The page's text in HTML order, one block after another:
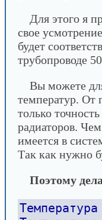
Для этого я
свое
будет
трубопроводе
Вы можете
температур. От
только
радиаторов.
имеется в
Так как нужно
Поэтому